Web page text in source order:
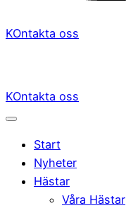
KOntakta oss
KOntakta oss
Start
Nyheter
Hästar
Våra Hästar